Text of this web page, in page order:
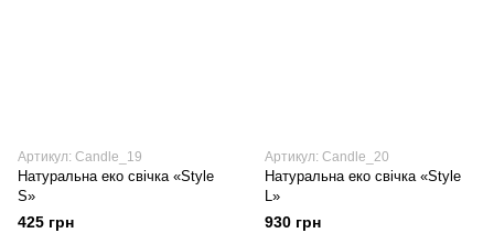
Артикул: Candle_19
Натуральна еко свічка «Style
S»
425 грн
Артикул: Candle_20
Натуральна еко свічка «Style
L»
930 грн